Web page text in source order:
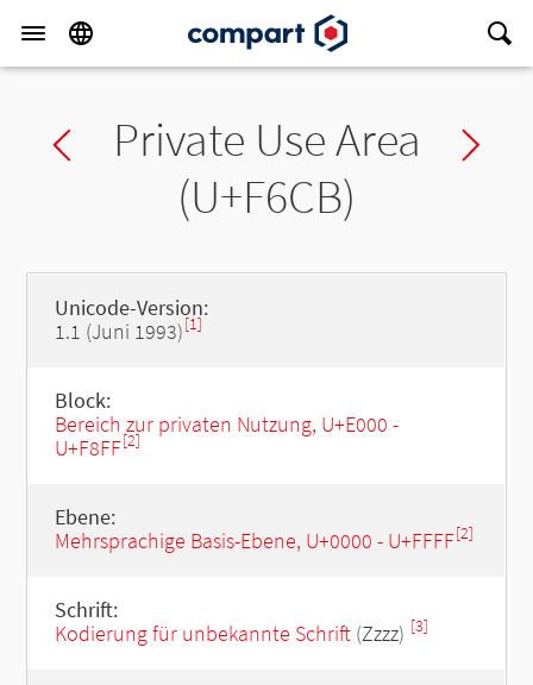
Previous char
Private Use Area
(U+F6CB)
Unicode-Version:
1.1 (Juni 1993)[1]
Block:
Bereich zur privaten Nutzung, U+E000 -
U+F8FF[2]
Ebene:
Mehrsprachige Basis-Ebene, U+0000 - U+FFFF[2]
Schrift:
Kodierung für unbekannte Schrift(Zzzz) [3]